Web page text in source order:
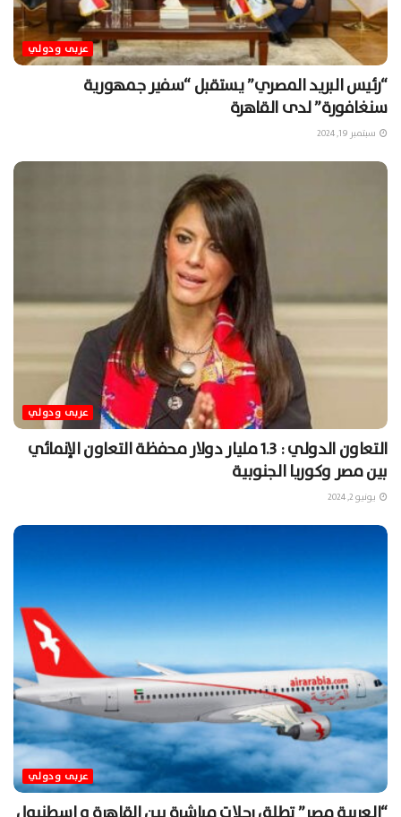
عربى ودولي
“رئيس البريد المصري” يستقبل “سفير جمهورية
سنغافورة” لدى القاهرة
سبتمبر 19, 2024
عربى ودولي
التعاون الدولي : 1.3 مليار دولار محفظة التعاون الإنمائي
بين مصر وكوريا الجنوبية
يونيو 2, 2024
عربى ودولي